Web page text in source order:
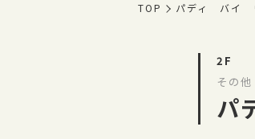
TOP パディ バイ
2F
その他
パ